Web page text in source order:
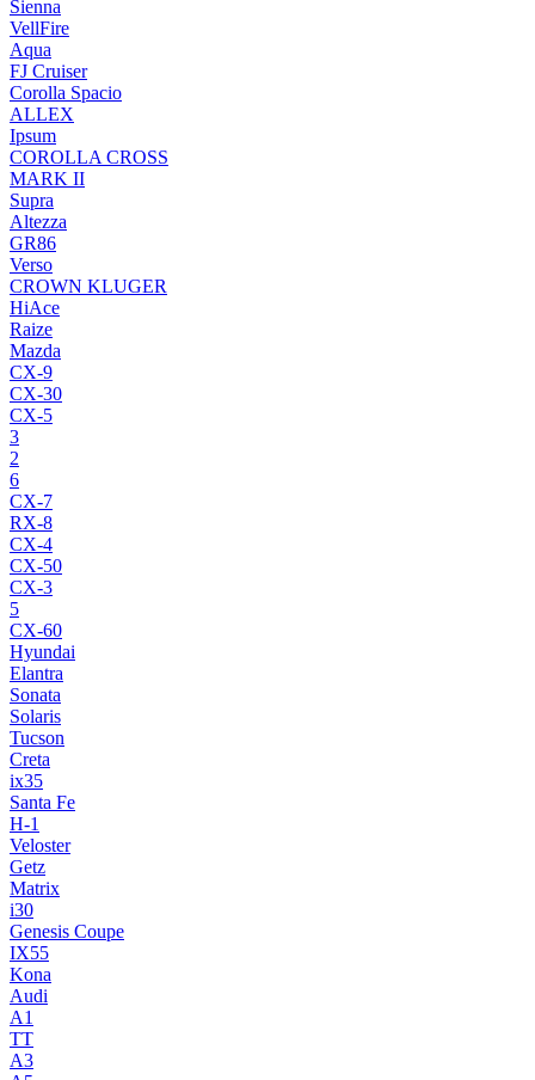
Sienna
VellFire
Aqua
FJ Cruiser
Corolla Spacio
ALLEX
Ipsum
COROLLA CROSS
MARK II
Supra
Altezza
GR86
Verso
CROWN KLUGER
HiAce
Raize
Mazda
CX-9
CX-30
CX-5
3
2
6
CX-7
RX-8
CX-4
CX-50
CX-3
5
CX-60
Hyundai
Elantra
Sonata
Solaris
Tucson
Creta
ix35
Santa Fe
H-1
Veloster
Getz
Matrix
i30
Genesis Coupe
IX55
Kona
Audi
A1
TT
A3